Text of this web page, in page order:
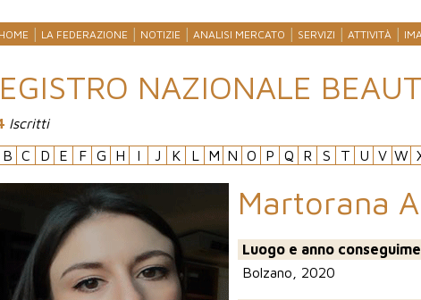
HOME LA FEDERAZIONE NOTIZIE ANALISI MERCATO SERVIZI ATTIVITÀ
NAZIONALE
Iscritti
B C D E F G H I J K L M N O P Q R S T U V W
Martorana
Luogo e anno
Bolzano, 2020